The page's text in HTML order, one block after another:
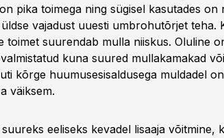
pika toimega ning sügisel kasutades on
vajadust uuesti umbrohutõrjet teha.
toimet suurendab mulla niiskus. Oluline
kuna suured mullakamakad
kõrge huumusesisaldusega muldadel on
väiksem.
eeliseks kevadel lisaaja võitmine,